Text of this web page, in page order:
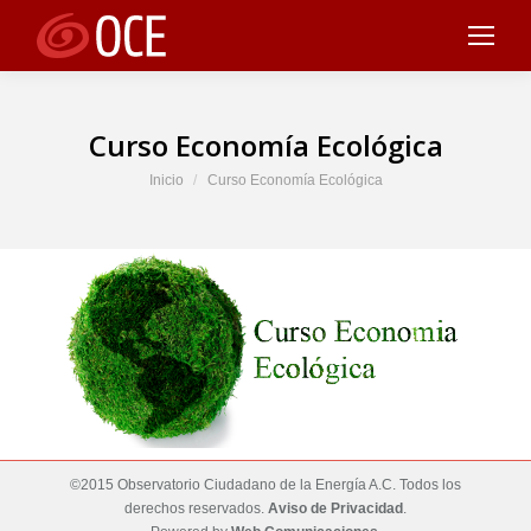
Curso Economía Ecológica
Estás aquí:
Inicio Curso Economía Ecológica
©2015 Observatorio Ciudadano de la Energía A.C. Todos los
derechos reservados. Aviso de Privacidad .